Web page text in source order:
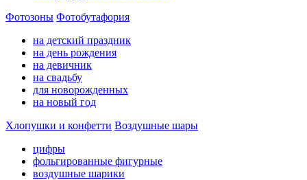
Фотозоны Фотобутафория
на детский праздник
на день рождения
на девичник
на свадьбу
для новорожденных
на новый год
Хлопушки и конфетти Воздушные шары
цифры
фольгированные фигурные
воздушные шарики